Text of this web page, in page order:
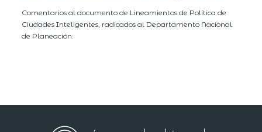
Comentarios al documento de Lineamientos de Política de
Ciudades Inteligentes, radicados al Departamento Nacional
de Planeación.